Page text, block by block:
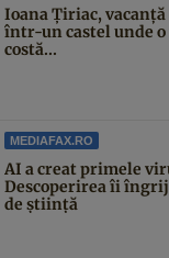
Ioana Țiriac,
într-un castel unde o
costă...
MEDIAFAX.RO
AI a creat primele
Descoperirea îi
de știință